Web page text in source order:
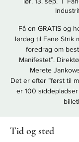
Få en GRATIS og
lørdag til Fanø Strik
foredrag om
Manifestet”.
Merete
Det er efter ”først til
er 100
Tid og sted